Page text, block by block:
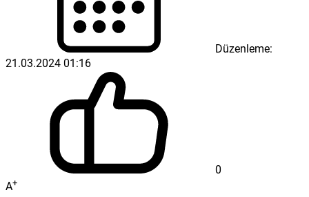
Düzenleme:
21.03.2024 01:16
0
A+